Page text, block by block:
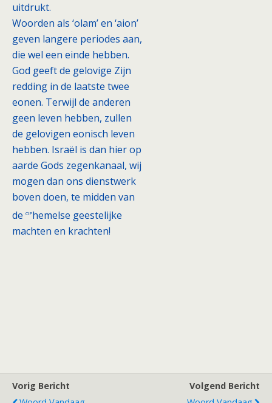
uitdrukt.
Woorden als ‘olam’ en ‘aion’
geven langere periodes aan,
die wel een einde hebben.
God geeft de gelovige Zijn
redding in de laatste twee
eonen. Terwijl de anderen
geen leven hebben, zullen
de gelovigen eonisch leven
hebben. Israël is dan hier op
aarde Gods zegenkanaal, wij
mogen dan ons dienstwerk
boven doen, te midden van
de ophemelse geestelijke
machten en krachten!
Vorig Bericht
Volgend Bericht